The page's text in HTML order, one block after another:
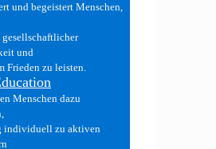
und begeistert Menschen,
und
Frieden zu leisten.
Menschen dazu
individuell zu aktiven